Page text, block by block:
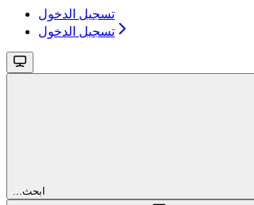
تسجيل الدخول
تسجيل الدخول
...ابحث